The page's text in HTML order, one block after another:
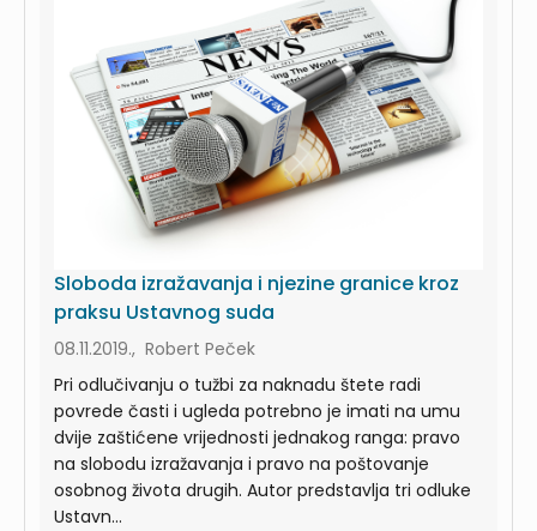
Sloboda izražavanja i njezine granice kroz
praksu Ustavnog suda
08.11.2019., Robert Peček
Pri odlučivanju o tužbi za naknadu štete radi
povrede časti i ugleda potrebno je imati na umu
dvije zaštićene vrijednosti jednakog ranga: pravo
na slobodu izražavanja i pravo na poštovanje
osobnog života drugih. Autor predstavlja tri odluke
Ustavn...